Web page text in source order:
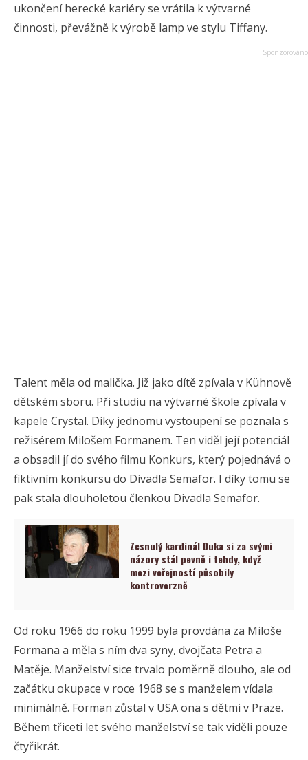
ukončení herecké kariéry se vrátila k výtvarné
činnosti, převážně k výrobě lamp ve stylu Tiffany.
Talent měla od malička. Již jako dítě zpívala v Kühnově
dětském sboru. Při studiu na výtvarné škole zpívala v
kapele Crystal. Díky jednomu vystoupení se poznala s
režisérem Milošem Formanem. Ten viděl její potenciál
a obsadil jí do svého filmu Konkurs, který pojednává o
fiktivním konkursu do Divadla Semafor. I díky tomu se
pak stala dlouholetou členkou Divadla Semafor.
Zesnulý kardinál Duka si za svými
názory stál pevně i tehdy, když
mezi veřejností působily
kontroverzně
Od roku 1966 do roku 1999 byla provdána za Miloše
Formana a měla s ním dva syny, dvojčata Petra a
Matěje. Manželství sice trvalo poměrně dlouho, ale od
začátku okupace v roce 1968 se s manželem vídala
minimálně. Forman zůstal v USA ona s dětmi v Praze.
Během třiceti let svého manželství se tak viděli pouze
čtyřikrát.